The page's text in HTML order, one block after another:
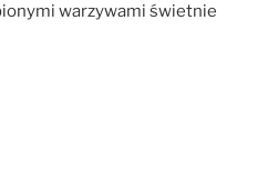
warzywami świetnie